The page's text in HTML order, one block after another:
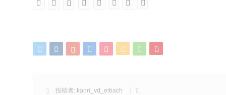
投稿者: kanri_vd_eibach